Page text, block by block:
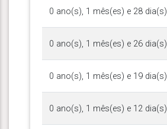
0 ano(s), 1 mês(es) e 28 dia(s)
0 ano(s), 1 mês(es) e 26 dia(s)
0 ano(s), 1 mês(es) e 19 dia(s)
0 ano(s), 1 mês(es) e 12 dia(s)